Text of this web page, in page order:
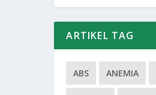
ARTIKEL TAG
ABS ANEMIA